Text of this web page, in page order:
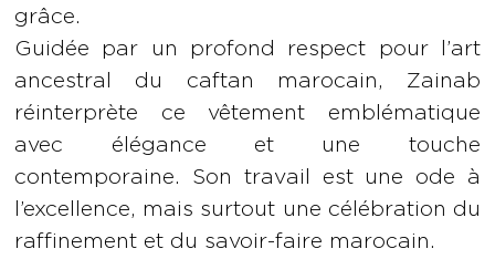
grâce.
Guidée par un profond respect pour l’art
ancestral du caftan marocain, Zainab
réinterprète ce vêtement emblématique
avec élégance et une touche
contemporaine. Son travail est une ode à
l’excellence, mais surtout une célébration du
raffinement et du savoir-faire marocain.